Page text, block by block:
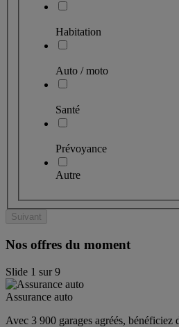
Habitation
Auto / moto
Santé
Prévoyance
Autre
Suivant
Nos offres du moment
Slide 1 sur9
Assurance auto
Avec 3 900 garages agréés, bénéficiez